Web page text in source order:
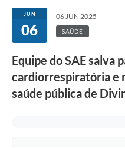
JUN
06
06 JUN 2025
SAÚDE
Equipe do SAE salva
cardiorrespiratória e
saúde pública de